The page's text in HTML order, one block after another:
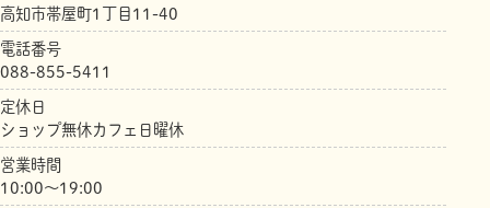
高知市帯屋町1丁目11-40
電話番号
088-855-5411
定休日
ショップ無休カフェ日曜休
営業時間
10:00～19:00